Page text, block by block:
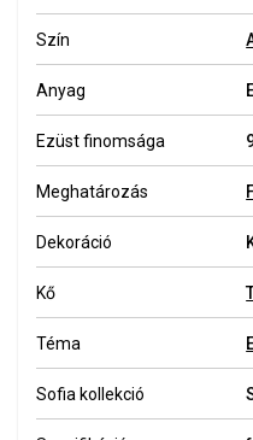
Szín
Anyag
Ezüst finomsága
Meghatározás
Dekoráció
Kő
Téma
Sofia kollekció